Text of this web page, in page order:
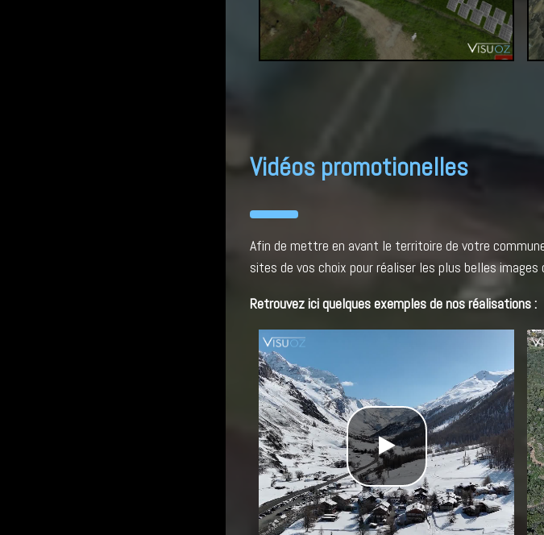
Vidéos promotionelles
Afin de mettre en avant le territoire de votre
sites de vos choix pour réaliser les plus belles
Retrouvez ici quelques exemples de nos réalisations :